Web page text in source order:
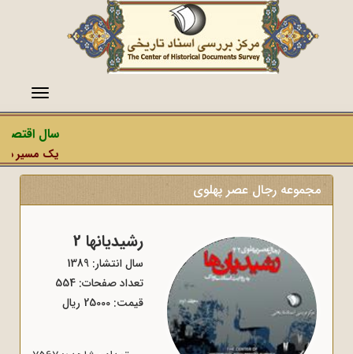
منو
سال
یک مسیر
مجموعه رجال عصر پهلوی
رشیدیانها 2
سال انتشار: 1389
تعداد صفحات: 554
قیمت: 25000 ریال